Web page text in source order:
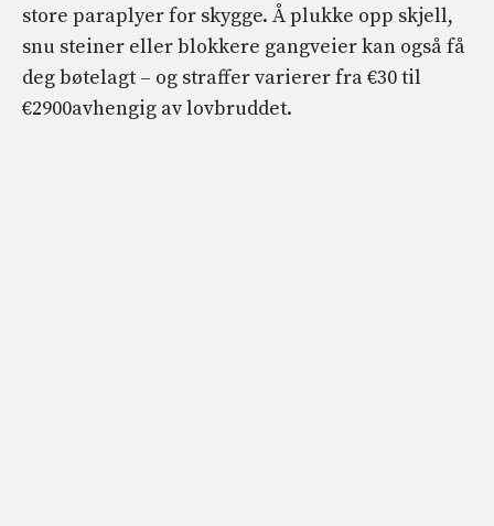
store paraplyer for skygge. Å plukke opp skjell,
snu steiner eller blokkere gangveier kan også få
deg bøtelagt – og straffer varierer fra€30 til
€2900avhengig av lovbruddet.